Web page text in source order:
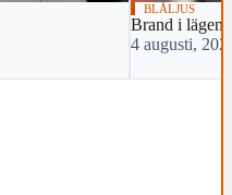
BLÅLJUS
Brand i
4 augusti,